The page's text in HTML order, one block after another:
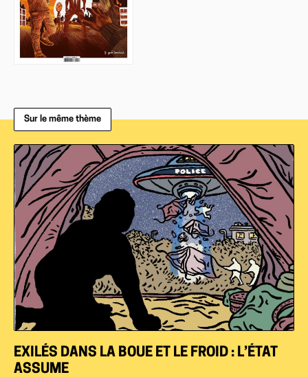
Sur le même thème
EXILÉS DANS LA BOUE ET LE FROID : L’ÉTAT
ASSUME